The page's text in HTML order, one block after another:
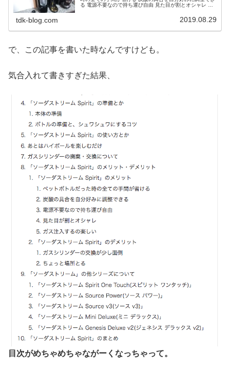
る 電源不要なので持ち運び自由 見た目が割とオシャレ ガ
tdk-blog.com 2019.08.29
で、この記事を書いた時なんですけども。
気合入れて書きすぎた結果、
目次がめちゃめちゃながーくなっちゃって。